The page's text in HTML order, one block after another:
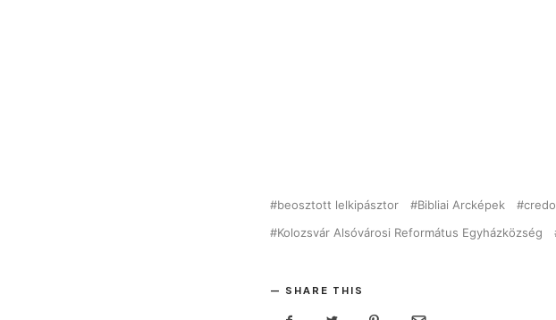
beosztott lelkipásztor Bibliai Arcképek credo
Kolozsvár Alsóvárosi Református Egyházközség
SHARE THIS